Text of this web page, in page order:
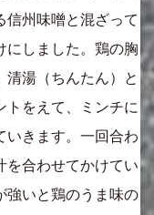
信州味噌と混ざって
にしました。鶏の胸
清湯（ちんたん）と
トをえて、ミンチに
いきます。一回合わ
を合わせてかけてい
強いと鶏のうま味の